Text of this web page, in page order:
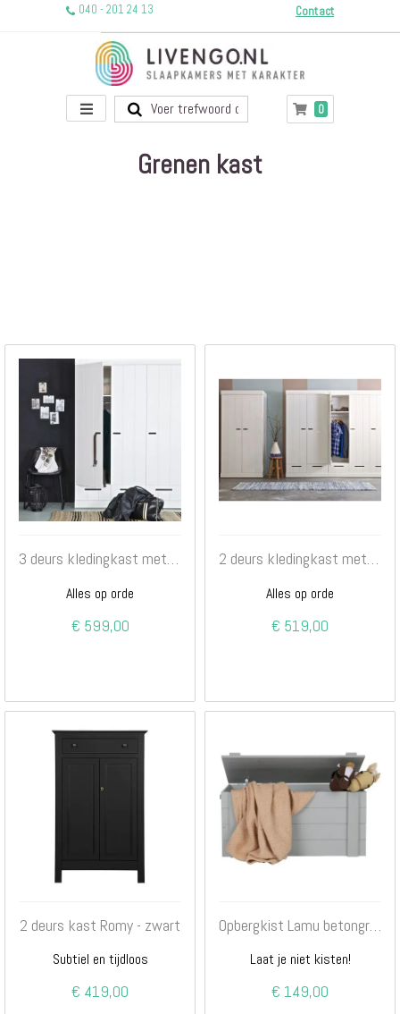
040 - 201 24 13 Contact
Toggle
Winkelwagen
0producten
Grenen kast
3 deurs kledingkast met lades wit
Alles op orde
€ 599,00
2 deurs kledingkast met lades wit
Alles op orde
€ 519,00
2 deurs kast Romy - zwart
Subtiel en tijdloos
€ 419,00
Opbergkist Lamu betongrijs
Laat je niet kisten!
€ 149,00